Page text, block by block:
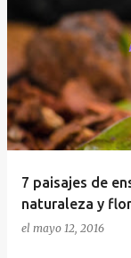
7 paisajes de
naturaleza y
el mayo 12, 2016